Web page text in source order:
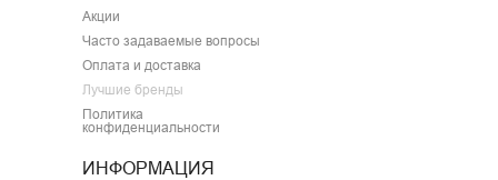
ИНФОРМАЦИЯ
Акции
Часто задаваемые вопросы
Оплата и доставка
Лучшие бренды
Политика
конфиденциальности